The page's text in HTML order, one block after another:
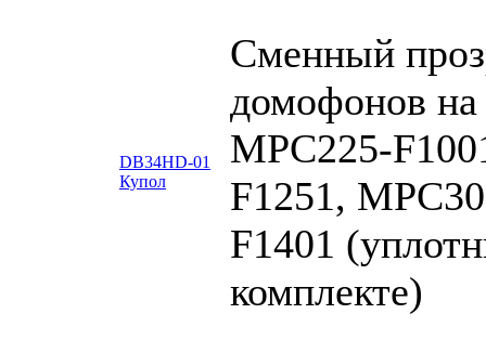
DB34HD-01
Купол
Сменный
домофонов на
MPC225-
F1251,
F1401
комплекте)